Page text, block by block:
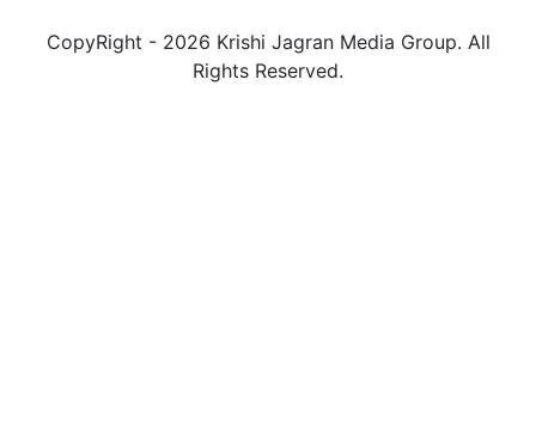
CopyRight - 2026 Krishi Jagran Media Group. All
Rights Reserved.